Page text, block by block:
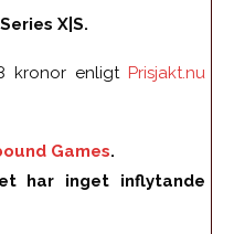
X|S.
kronor enligt Prisjakt.nu
Games.
har inget inflytande